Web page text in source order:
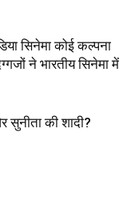
सिनेमा कोई कल्पना
ने भारतीय सिनेमा में
सुनीता की शादी?